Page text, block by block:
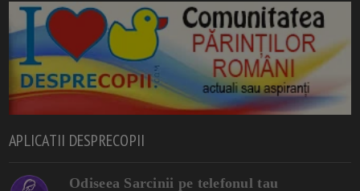
APLICATII DESPRECOPII
Odiseea Sarcinii pe telefonul tau